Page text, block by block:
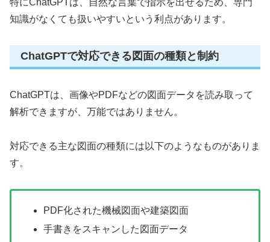
特にChatGPTは、自然な言葉で指示を出せるため、専門
知識がなくても扱いやすいという利点があります。
ChatGPTで対応できる図面の種類と制約
ChatGPTは、画像やPDFなどの図面データを読み取って
解析できますが、万能ではありません。
対応できる主な図面の種類には以下のようなものがありま
す。
PDF化された機械図面や建築図面
手書きをスキャンした図面データ